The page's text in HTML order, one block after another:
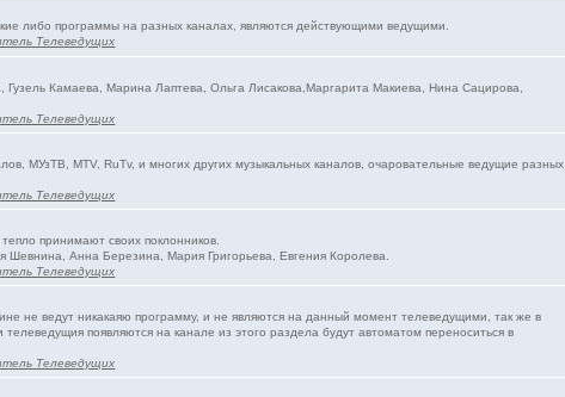
либо программы на разных каналах, являются действующими ведущими.
Телеведущих
Гузель Камаева, Марина Лаптева, Ольга Лисакова,Маргарита Макиева, Нина Сацирова,
Телеведущих
МУзТВ, MTV, RuTv, и многих других музыкальных каналов, очаровательные ведущие разных
Телеведущих
принимают своих поклонников.
Анна Березина, Мария Григорьева, Евгения Королева.
Телеведущих
не ведут никакаяю программу, и не являются на данный момент телеведущими, так же в
появляются на канале из этого раздела будут автоматом переноситься в
Телеведущих